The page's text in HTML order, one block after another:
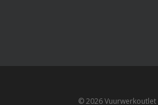
© 2026 Vuurwerkoutlet